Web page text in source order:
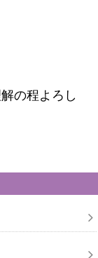
の程よろし